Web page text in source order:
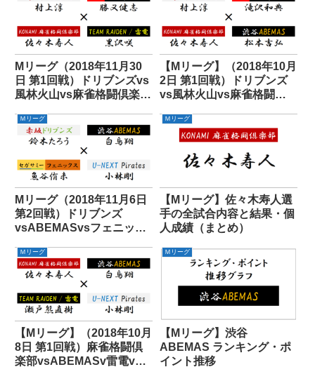
Mリーグ（2018年11月30
日 第1回戦）ドリブンズvs
風林火山vs麻雀格闘倶楽部
【Mリーグ】（2018年10月
2日 第1回戦）ドリブンズ
vs風林火山vs麻雀格闘倶
Ｍリーグ
Mリーグ（2018年11月6日
第2回戦）ドリブンズ
vsABEMASvsフェニック
Ｍリーグ
【Mリーグ】佐々木寿人選
手の全試合内容と結果・個
人成績（まとめ）
Ｍリーグ
【Mリーグ】（2018年10月
8日 第1回戦）麻雀格闘倶
楽部vsABEMASv雷電vs
Ｍリーグ
【Mリーグ】渋谷
ABEMAS ランキング・ポ
イント推移